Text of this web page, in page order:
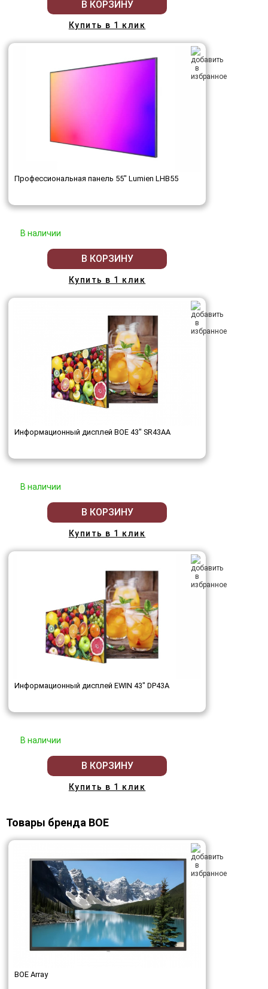
В КОРЗИНУ
Купить в 1 клик
Профессиональная панель 55" Lumien LHB55
В наличии
В КОРЗИНУ
Купить в 1 клик
Информационный дисплей BOE 43" SR43AA
В наличии
В КОРЗИНУ
Купить в 1 клик
Информационный дисплей EWIN 43" DP43A
В наличии
В КОРЗИНУ
Купить в 1 клик
Товары бренда BOE
BOE Array